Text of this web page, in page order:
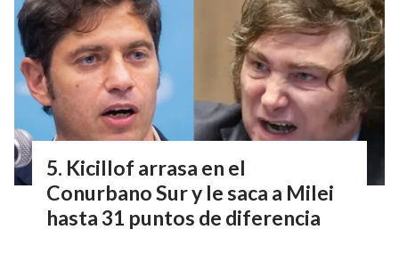
Kicillof arrasa en el
Conurbano Sur y le saca a Milei
hasta 31 puntos de diferencia